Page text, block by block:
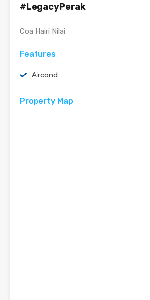
#LegacyPerak
Coa Hairi Nilai
Features
Aircond
Property Map